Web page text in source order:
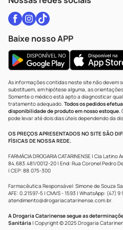
Baixe nosso APP
As informações contidas neste site não devem
substituem, em hipótese alguma, as
Somente o médico está apto a diagnosticar
tratamento adequado. Todos os pedidos
disponibilidade de produto em nosso estoque.
pode levar até dois dias úteis dependendo da
OS PREÇOS APRESENTADOS NO SITE SÃO
FÍSICAS DE NOSSA REDE.
FARMÁCIA DROGARIA CATARINENSE | Cia
84.683.481/0012-20 | End: Rua Coronel Pedro
| CEP: 88.075-300
Farmacêutica Responsável: Simone de Souza
AFE: 0.21597-5 | CMVS - 1593 | WhatsApp: (47) 9
atendimento@drogariacatarinense.com.br.
A Drogaria Catarinense segue as
Sanitária | Copyright © 2025 Drogaria